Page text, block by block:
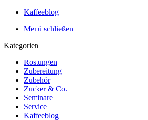
Kaffeeblog
Menü schließen
Kategorien
Röstungen
Zubereitung
Zubehör
Zucker & Co.
Seminare
Service
Kaffeeblog